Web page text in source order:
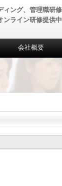
ィング、管理職研
ンライン研修提供
会社概要